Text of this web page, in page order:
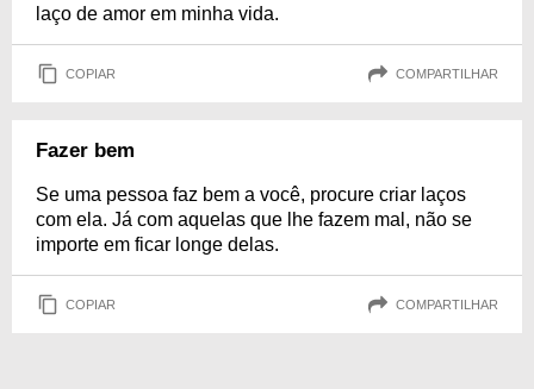
laço de amor em minha vida.
COPIAR COMPARTILHAR
Fazer bem
Se uma pessoa faz bem a você, procure criar laços
com ela. Já com aquelas que lhe fazem mal, não se
importe em ficar longe delas.
COPIAR COMPARTILHAR